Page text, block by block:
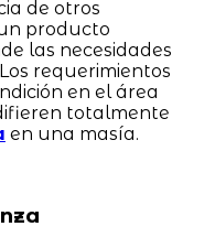
de otros
producto
las necesidades
requerimientos
en el área
totalmente
en una masía.